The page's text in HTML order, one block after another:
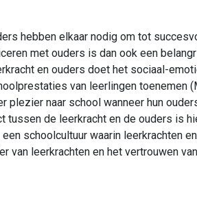
hebben elkaar nodig om tot
met ouders is dan ook een
en ouders doet het sociaal-
van leerlingen toenemen
plezier naar school wanneer hun
tussen de leerkracht en de ouders is
schoolcultuur waarin leerkrachten
van leerkrachten en het vertrouwen